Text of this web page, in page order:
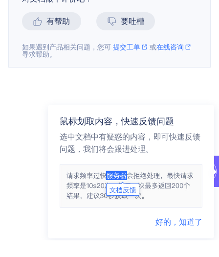
有帮助 要吐槽
如果遇到产品相关问题，您可提交工单 或在线咨询
寻求帮助。
鼠标划取内容，快速反馈问题
选中文档中有疑惑的内容，即可快速反馈
问题，我们将会跟进处理。
好的，知道了